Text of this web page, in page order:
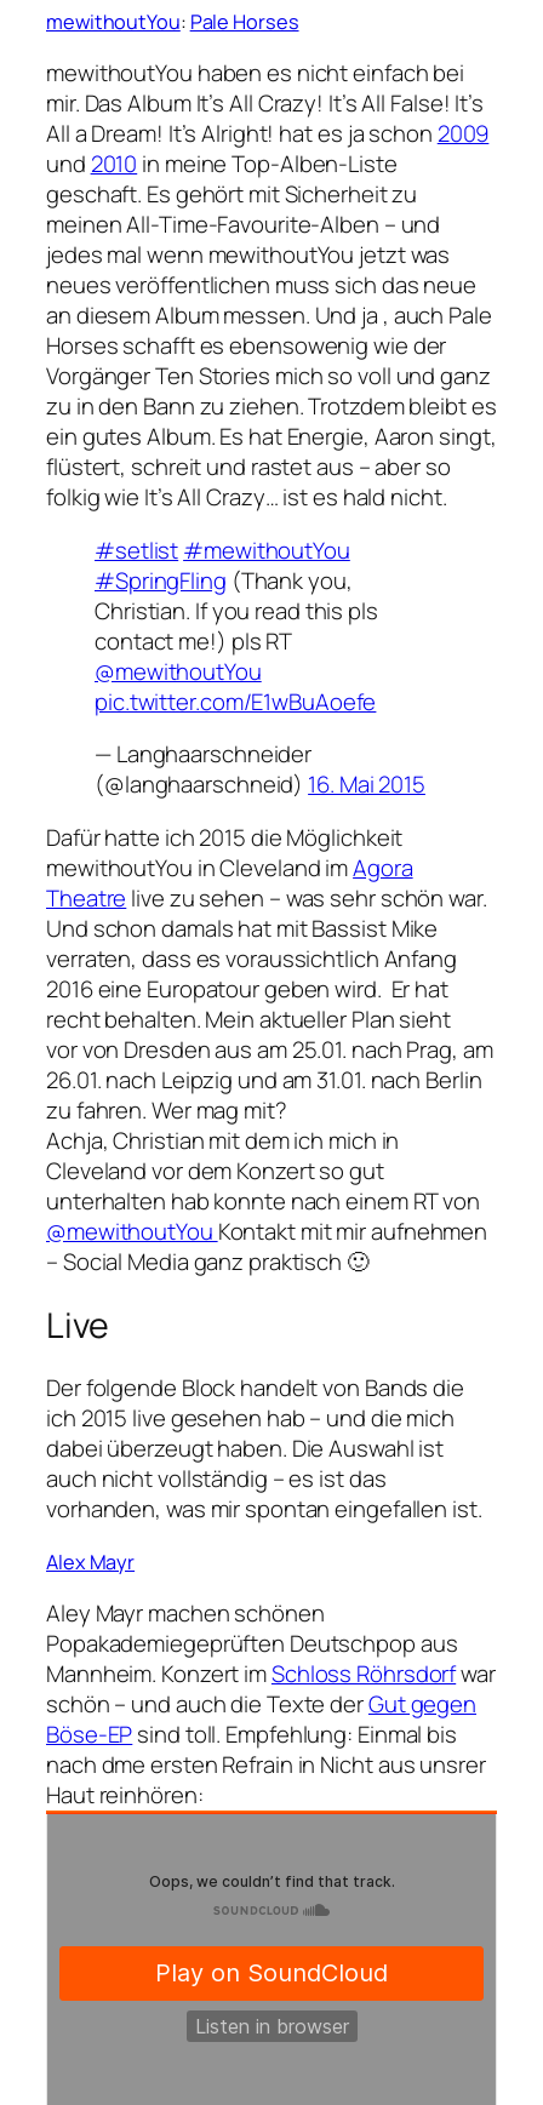
mewithoutYou: Pale Horses
mewithoutYou haben es nicht einfach bei
mir. Das AlbumIt’s All Crazy! It’s All False! It’s
All a Dream! It’s Alright! hat es ja schon 2009
und 2010 in meine Top-Alben-Liste
geschaft. Es gehört mit Sicherheit zu
meinen All-Time-Favourite-Alben – und
jedes mal wenn mewithoutYou jetzt was
neues veröffentlichen muss sich das neue
an diesem Album messen. Und ja , auch Pale
Horsesschafft es ebensowenig wie der
VorgängerTen Stories mich so voll und ganz
zu in den Bann zu ziehen. Trotzdem bleibt es
ein gutes Album. Es hat Energie, Aaron singt,
flüstert, schreit und rastet aus – aber so
folkig wie It’s All Crazy…ist es hald nicht.
#setlist#mewithoutYou
#SpringFling (Thank you,
Christian. If you read this pls
contact me!) pls RT
@mewithoutYou
pic.twitter.com/E1wBuAoefe
— Langhaarschneider
(@langhaarschneid) 16. Mai 2015
Dafür hatte ich 2015 die Möglichkeit
mewithoutYou in Cleveland imAgora
Theatre live zu sehen – was sehr schön war.
Und schon damals hat mit Bassist Mike
verraten, dass es voraussichtlich Anfang
2016 eine Europatour geben wird. Er hat
recht behalten. Mein aktueller Plan sieht
vor von Dresden aus am 25.01. nach Prag, am
26.01. nach Leipzig und am 31.01. nach Berlin
zu fahren. Wer mag mit?
Achja, Christian mit dem ich mich in
Cleveland vor dem Konzert so gut
unterhalten hab konnte nach einem RT von
@mewithoutYou Kontakt mit mir aufnehmen
– Social Media ganz praktisch 🙂
Live
Der folgende Block handelt von Bands die
ich 2015 live gesehen hab – und die mich
dabei überzeugt haben. Die Auswahl ist
auch nicht vollständig – es ist das
vorhanden, was mir spontan eingefallen ist.
Alex Mayr
Aley Mayr machen schönen
Popakademiegeprüften Deutschpop aus
Mannheim. Konzert imSchloss Röhrsdorfwar
schön – und auch die Texte derGut gegen
Böse-EPsind toll. Empfehlung: Einmal bis
nach dme ersten Refrain in Nicht aus unsrer
Hautreinhören: